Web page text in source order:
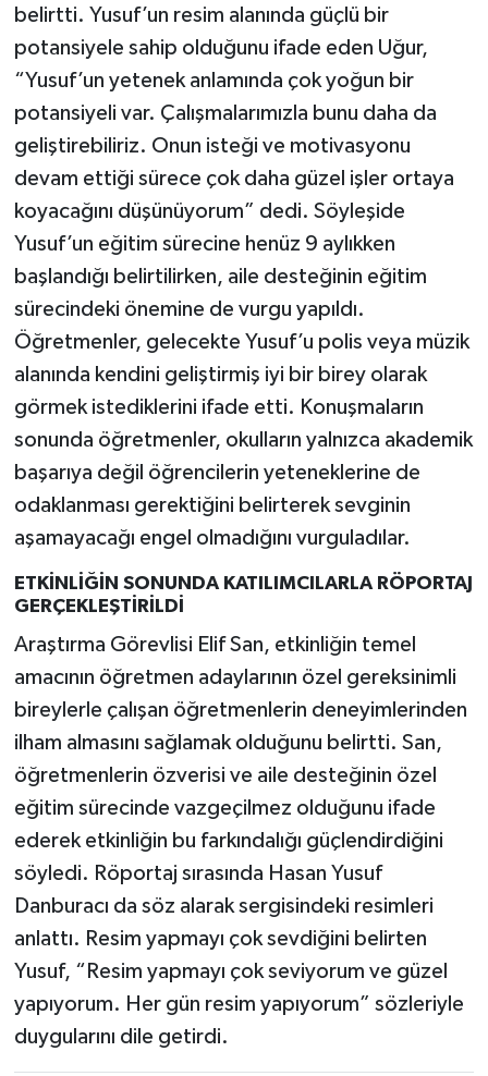
belirtti. Yusuf’un resim alanında güçlü bir
potansiyele sahip olduğunu ifade eden Uğur,
“Yusuf’un yetenek anlamında çok yoğun bir
potansiyeli var. Çalışmalarımızla bunu daha da
geliştirebiliriz. Onun isteği ve motivasyonu
devam ettiği sürece çok daha güzel işler ortaya
koyacağını düşünüyorum” dedi. Söyleşide
Yusuf’un eğitim sürecine henüz 9 aylıkken
başlandığı belirtilirken, aile desteğinin eğitim
sürecindeki önemine de vurgu yapıldı.
Öğretmenler, gelecekte Yusuf’u polis veya müzik
alanında kendini geliştirmiş iyi bir birey olarak
görmek istediklerini ifade etti. Konuşmaların
sonunda öğretmenler, okulların yalnızca akademik
başarıya değil öğrencilerin yeteneklerine de
odaklanması gerektiğini belirterek sevginin
aşamayacağı engel olmadığını vurguladılar.
ETKİNLİĞİN SONUNDA KATILIMCILARLA RÖPORTAJ
GERÇEKLEŞTİRİLDİ
Araştırma Görevlisi Elif San, etkinliğin temel
amacının öğretmen adaylarının özel gereksinimli
bireylerle çalışan öğretmenlerin deneyimlerinden
ilham almasını sağlamak olduğunu belirtti. San,
öğretmenlerin özverisi ve aile desteğinin özel
eğitim sürecinde vazgeçilmez olduğunu ifade
ederek etkinliğin bu farkındalığı güçlendirdiğini
söyledi. Röportaj sırasında Hasan Yusuf
Danburacı da söz alarak sergisindeki resimleri
anlattı. Resim yapmayı çok sevdiğini belirten
Yusuf, “Resim yapmayı çok seviyorum ve güzel
yapıyorum. Her gün resim yapıyorum” sözleriyle
duygularını dile getirdi.